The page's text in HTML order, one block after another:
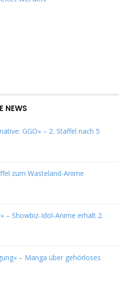
NEWS
GGO« – 2. Staffel nach 5
zum Wasteland-Anime
– Showbiz-Idol-Anime erhält 2.
– Manga über gehörloses